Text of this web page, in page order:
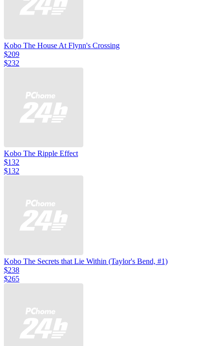
Kobo The House At Flynn's Crossing
$209
$232
Kobo The Ripple Effect
$132
$132
Kobo The Secrets that Lie Within (Taylor's Bend, #1)
$238
$265